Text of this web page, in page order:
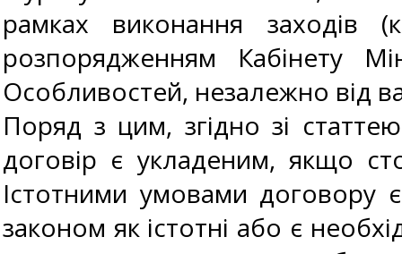
рамках виконання заходів
розпорядженням Кабінету
Особливостей, незалежно від
Поряд з цим, згідно зі
договір є укладеним, якщо
Істотними умовами
законом як істотні або є